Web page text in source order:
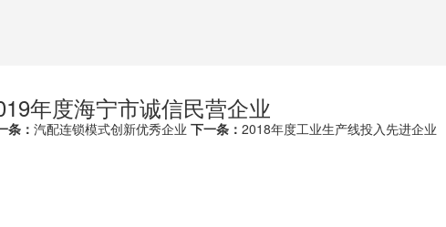
年度海宁市诚信民营企业
条： 汽配连锁模式创新优秀企业 下一条： 2018年度工业生产线投入先进企业